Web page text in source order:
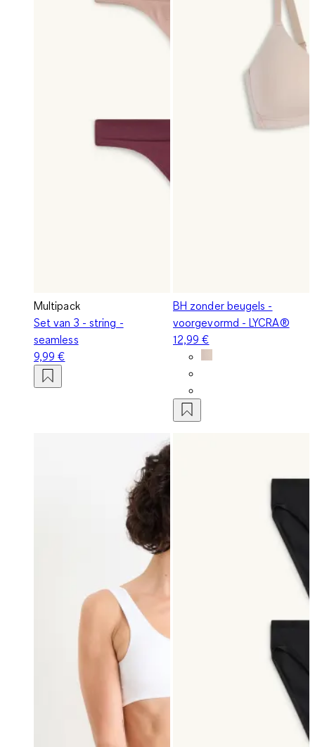
Multipack
Set van 3 - string -
seamless
9,99 €
BH zonder beugels -
voorgevormd - LYCRA®
12,99 €